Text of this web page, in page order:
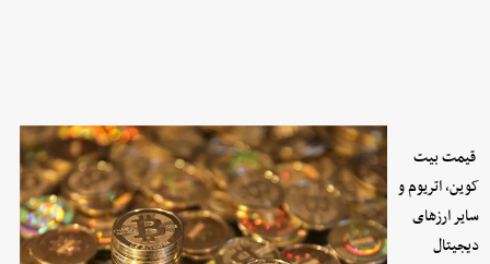
قیمت بیت
کوین، اتریوم و
سایر ارز‌های
دیجیتال